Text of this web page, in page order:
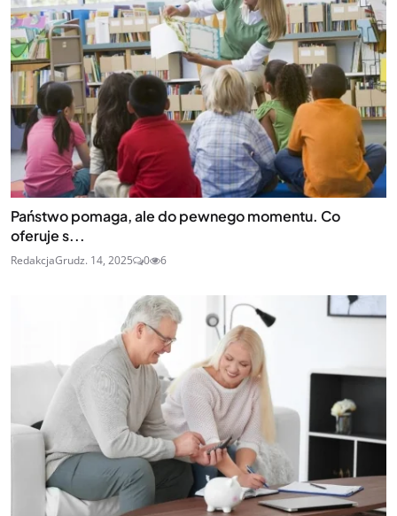
Państwo pomaga, ale do pewnego momentu. Co
oferuje s...
RedakcjaGrudz. 14, 2025 0 6